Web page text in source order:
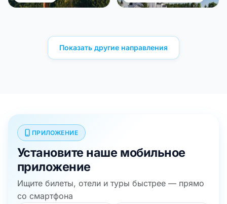
Показать другие направления
ПРИЛОЖЕНИЕ
Установите наше мобильное
приложение
Ищите билеты, отели и туры быстрее — прямо
со смартфона